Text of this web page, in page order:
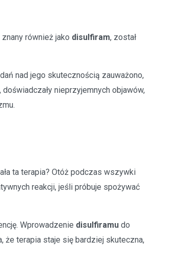
również jako disulfiram, został
nad jego skutecznością zauważono,
nieprzyjemnych objawów,
ta terapia? Otóż podczas wszywki
reakcji, jeśli próbuje spożywać
Wprowadzenie disulfiramu do
że terapia staje się bardziej skuteczna,